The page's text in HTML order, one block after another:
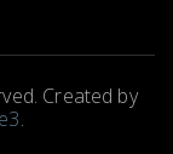
Created by
.